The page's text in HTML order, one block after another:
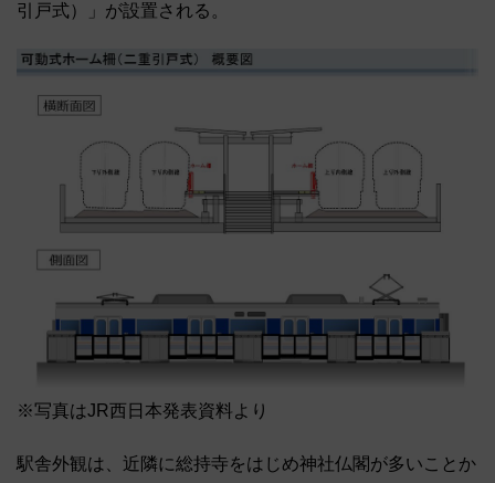
引戸式）」が設置される。
※写真はJR西日本発表資料より
駅舎外観は、近隣に総持寺をはじめ神社仏閣が多いことか